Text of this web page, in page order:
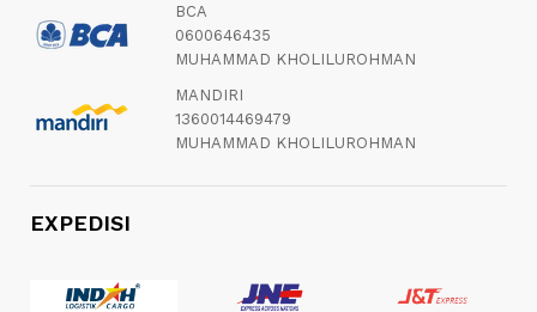
BCA
0600646435
MUHAMMAD KHOLILUROHMAN
MANDIRI
1360014469479
MUHAMMAD KHOLILUROHMAN
EXPEDISI